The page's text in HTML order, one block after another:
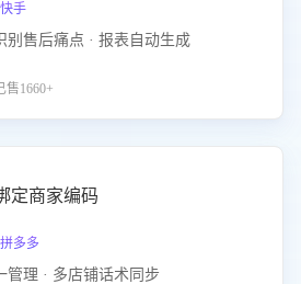
手
别售后痛点 · 报表自动生成
售1660+
定商家编码
多多
管理 · 多店铺话术同步